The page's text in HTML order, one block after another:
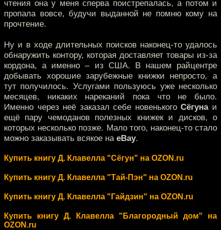
чтения она у меня сперва поистрепалась, а потом и
пропала вовсе, будучи выданной не помню кому на
прочтение.
Ну и в ходе длительных поисков наконец-то удалось
обнаружить контору, которая доставляет товары из-за
кордона, а именно – из США. В нашем райцентре
добывать хорошие зарубежные книжки непросто, а
тут получилось. Услугами пользуюсь уже несколько
месяцев, никаких нареканий пока что не было.
Именно через неё заказал себе новенькогоСёгунаи
ещё пару чемоданов полезных книжек и дисков, о
которых несколько позже. Мало того, наконец-то стало
можно заказывать всякое на eBay.
Купить книгу Д. Клавелла "Сёгун" на OZON.ru
Купить книгу Д. Клавелла "Тай-Пэн" на OZON.ru
Купить книгу Д. Клавелла "Гайдзин" на OZON.ru
Купить книгу Д. Клавелла "Благородный дом" на
OZON.ru